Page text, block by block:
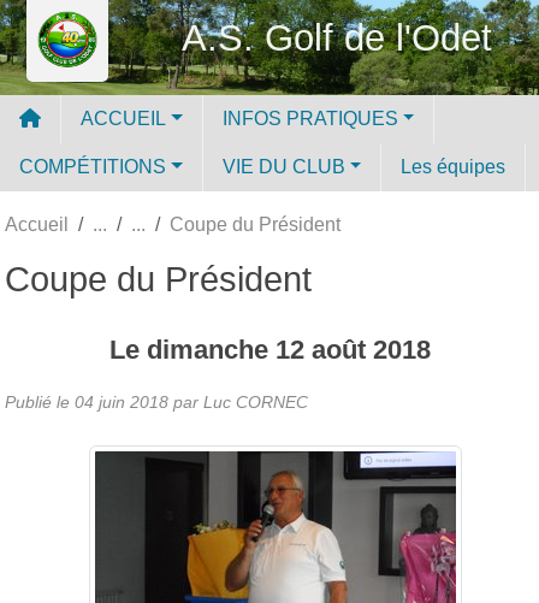
A.S. Golf de l'Odet
ACCUEIL INFOS PRATIQUES
COMPÉTITIONS VIE DU CLUB Les équipes
Accueil Coupe du Président
Coupe du Président
Le dimanche 12 août 2018
Publié le 04 juin 2018 par Luc CORNEC
Panneau de gestion des cookies